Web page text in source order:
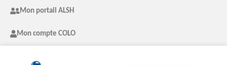
Mon portail ALSH
Mon compte COLO